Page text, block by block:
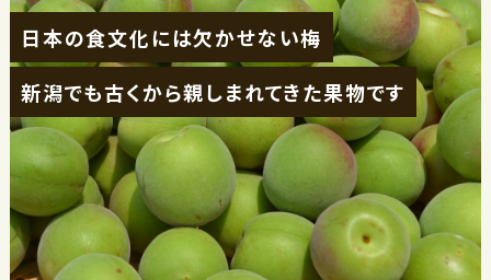
日本の食文化には欠かせない梅
新潟でも古くから親しまれてきた果物です